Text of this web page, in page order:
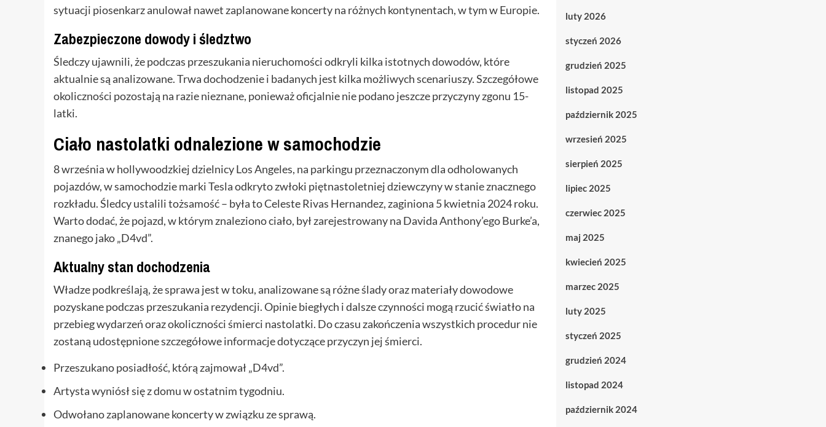
sytuacji piosenkarz anulował nawet zaplanowane koncerty na różnych kontynentach, w tym w Europie.
Zabezpieczone dowody i śledztwo
Śledczy ujawnili, że podczas przeszukania nieruchomości odkryli kilka istotnych dowodów, które
aktualnie są analizowane. Trwa dochodzenie i badanych jest kilka możliwych scenariuszy. Szczegółowe
okoliczności pozostają na razie nieznane, ponieważ oficjalnie nie podano jeszcze przyczyny zgonu 15-
latki.
Ciało nastolatki odnalezione w samochodzie
8 września w hollywoodzkiej dzielnicy Los Angeles, na parkingu przeznaczonym dla odholowanych
pojazdów, w samochodzie marki Tesla odkryto zwłoki piętnastoletniej dziewczyny w stanie znacznego
rozkładu. Śledcy ustalili tożsamość – była to Celeste Rivas Hernandez, zaginiona 5 kwietnia 2024 roku.
Warto dodać, że pojazd, w którym znaleziono ciało, był zarejestrowany na Davida Anthony’ego Burke’a,
znanego jako „D4vd”.
Aktualny stan dochodzenia
Władze podkreślają, że sprawa jest w toku, analizowane są różne ślady oraz materiały dowodowe
pozyskane podczas przeszukania rezydencji. Opinie biegłych i dalsze czynności mogą rzucić światło na
przebieg wydarzeń oraz okoliczności śmierci nastolatki. Do czasu zakończenia wszystkich procedur nie
zostaną udostępnione szczegółowe informacje dotyczące przyczyn jej śmierci.
Przeszukano posiadłość, którą zajmował „D4vd”.
Artysta wyniósł się z domu w ostatnim tygodniu.
Odwołano zaplanowane koncerty w związku ze sprawą.
luty 2026
styczeń 2026
grudzień 2025
listopad 2025
październik 2025
wrzesień 2025
sierpień 2025
lipiec 2025
czerwiec 2025
maj 2025
kwiecień 2025
marzec 2025
luty 2025
styczeń 2025
grudzień 2024
listopad 2024
październik 2024